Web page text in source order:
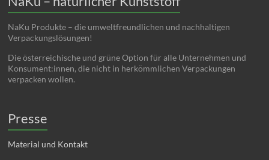
NaKu Produkte – die umweltfreundlichen und nachhaltigen
Verpackungslösungen!
Die österreichische und grüne Option für alle Unternehmen und
Konsument:innen, die nicht in herkömmlichen Verpackungen
verpacken wollen.
Presse
Material und Kontakt